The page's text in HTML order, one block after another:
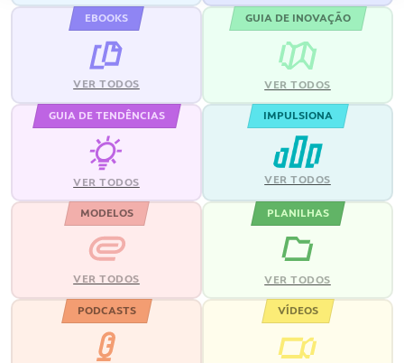
EBOOKS
VER TODOS
GUIA DE INOVAÇÃO
VER TODOS
GUIA DE TENDÊNCIAS
VER TODOS
IMPULSIONA
VER TODOS
MODELOS
VER TODOS
PLANILHAS
VER TODOS
PODCASTS VÍDEOS